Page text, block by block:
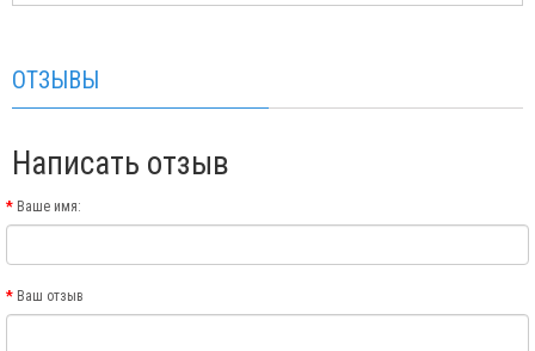
ОТЗЫВЫ
Написать отзыв
Ваше имя:
Ваш отзыв